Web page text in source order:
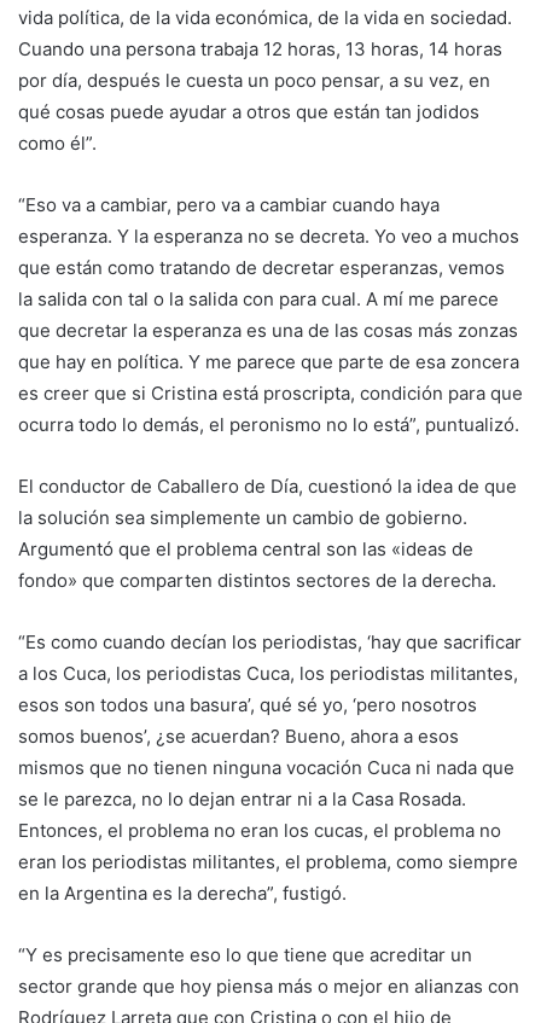
vida política, de la vida económica, de la vida en sociedad.
Cuando una persona trabaja 12 horas, 13 horas, 14 horas
por día, después le cuesta un poco pensar, a su vez, en
qué cosas puede ayudar a otros que están tan jodidos
como él”.
“Eso va a cambiar, pero va a cambiar cuando haya
esperanza. Y la esperanza no se decreta. Yo veo a muchos
que están como tratando de decretar esperanzas, vemos
la salida con tal o la salida con para cual. A mí me parece
que decretar la esperanza es una de las cosas más zonzas
que hay en política. Y me parece que parte de esa zoncera
es creer que si Cristina está proscripta, condición para que
ocurra todo lo demás, el peronismo no lo está”, puntualizó.
El conductor de Caballero de Día, cuestionó la idea de que
la solución sea simplemente un cambio de gobierno.
Argumentó que el problema central son las «ideas de
fondo» que comparten distintos sectores de la derecha.
“Es como cuando decían los periodistas, ‘hay que sacrificar
a los Cuca, los periodistas Cuca, los periodistas militantes,
esos son todos una basura’, qué sé yo, ‘pero nosotros
somos buenos’, ¿se acuerdan? Bueno, ahora a esos
mismos que no tienen ninguna vocación Cuca ni nada que
se le parezca, no lo dejan entrar ni a la Casa Rosada.
Entonces, el problema no eran los cucas, el problema no
eran los periodistas militantes, el problema, como siempre
en la Argentina es la derecha”, fustigó.
“Y es precisamente eso lo que tiene que acreditar un
sector grande que hoy piensa más o mejor en alianzas con
Rodríguez Larreta que con Cristina o con el hijo de